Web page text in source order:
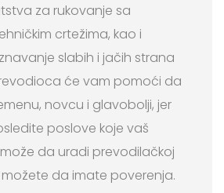
za rukovanje sa
crtežima, kao i
slabih i jačih strana
će vam pomoći da
novcu i glavobolji, jer
poslove koje vaš
da uradi prevodilačkoj
da imate poverenja.